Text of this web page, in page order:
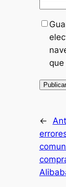
que
←